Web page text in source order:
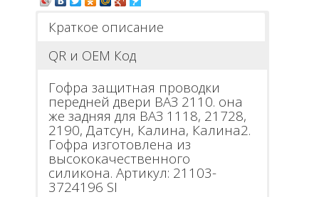
Краткое описание
QR и ОЕМ Код
Гофра защитная проводки
передней двери ВАЗ 2110. она
же задняя для ВАЗ 1118, 21728,
2190, Датсун, Калина, Калина2.
Гофра изготовлена из
высококачественного
силикона. Артикул: 21103-
3724196 SI